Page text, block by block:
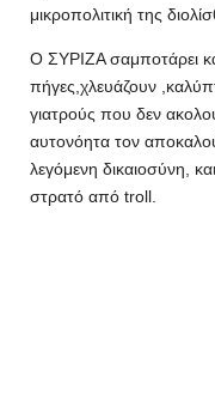
μικροπολιτική της
O ΣΥΡΙΖΑ σαμποτάρει
πήγες,χλευάζουν
γιατρούς που δεν
αυτονόητα τον
λεγόμενη δικαιοσύνη,
στρατό από troll.